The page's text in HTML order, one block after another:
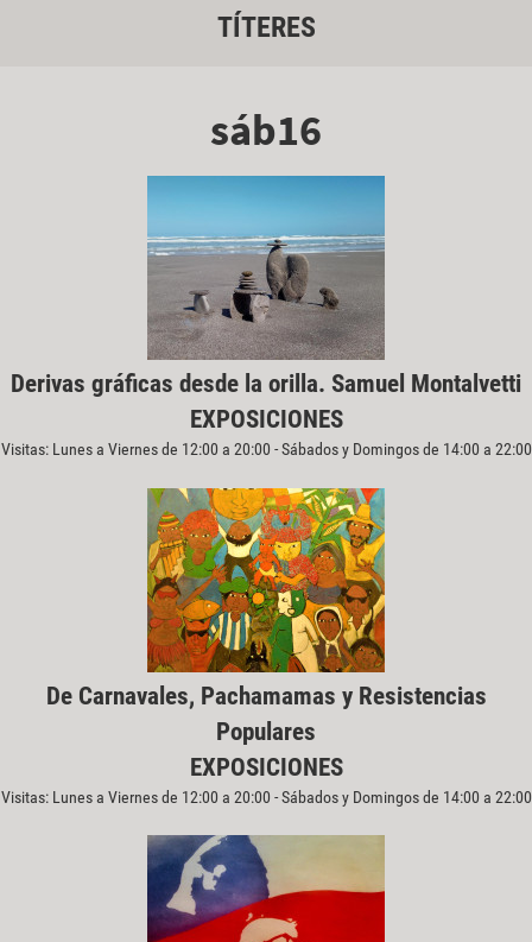
TÍTERES
sáb16
Derivas gráficas desde la orilla. Samuel Montalvetti
EXPOSICIONES
Visitas: Lunes a Viernes de 12:00 a 20:00 - Sábados y Domingos de 14:00 a 22:00
De Carnavales, Pachamamas y Resistencias
Populares
EXPOSICIONES
Visitas: Lunes a Viernes de 12:00 a 20:00 - Sábados y Domingos de 14:00 a 22:00